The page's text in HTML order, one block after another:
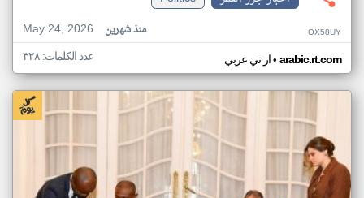
May 24, 2026
منذ شهرين OX58UY
ار تي عربي• arabic.rt.com عدد الكلمات: ٣٢٨